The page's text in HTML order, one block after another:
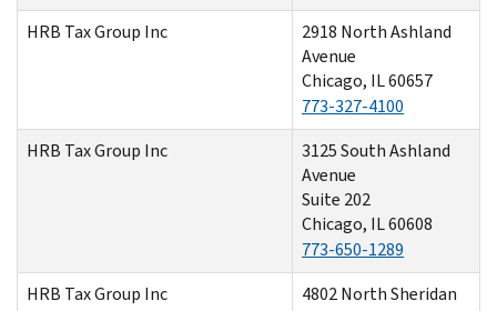
HRB Tax Group Inc
2918 North Ashland
Avenue
Chicago, IL 60657
773-327-4100
HRB Tax Group Inc
3125 South Ashland
Avenue
Suite 202
Chicago, IL 60608
773-650-1289
HRB Tax Group Inc
4802 North Sheridan